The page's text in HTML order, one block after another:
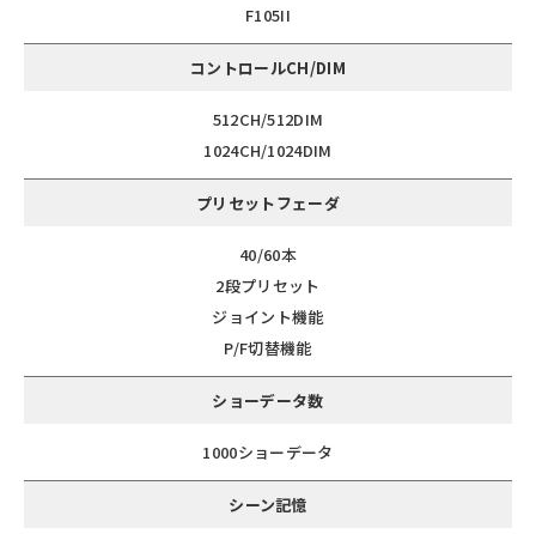
F105II
コントロールCH/DIM
512CH/512DIM
1024CH/1024DIM
プリセットフェーダ
40/60本
2段プリセット
ジョイント機能
P/F切替機能
ショーデータ数
1000ショーデータ
シーン記憶